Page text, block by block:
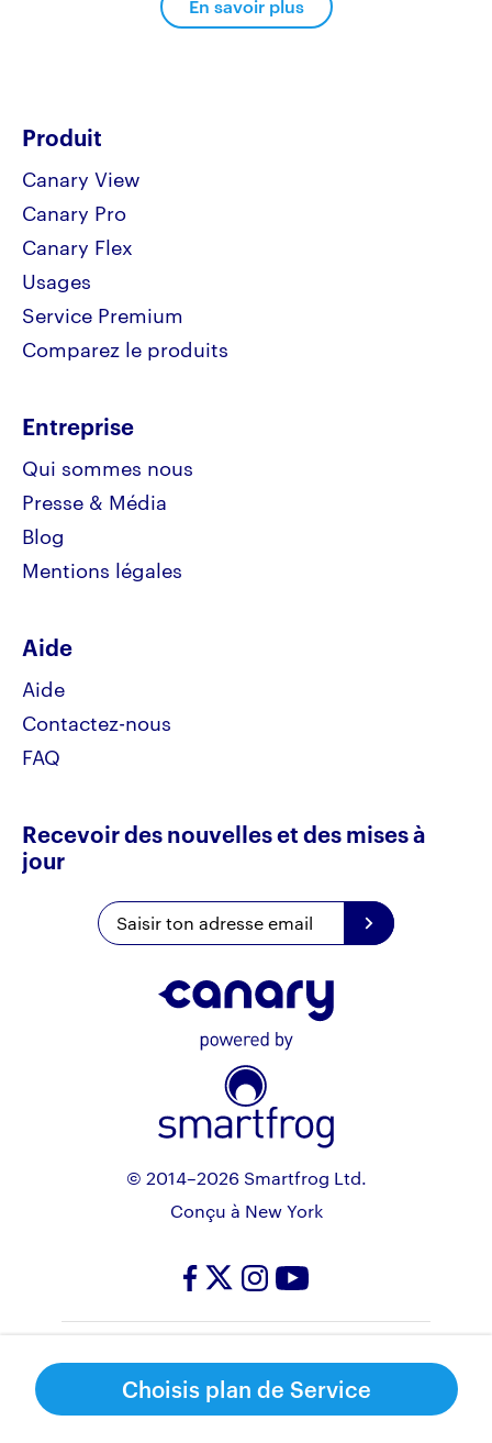
En savoir plus
Produit
Canary View
Canary Pro
Canary Flex
Usages
Service Premium
Comparez le produits
Entreprise
Qui sommes nous
Presse & Média
Blog
Mentions légales
Aide
Aide
Contactez-nous
FAQ
Recevoir des nouvelles et des mises à
jour
© 2014–2026 Smartfrog Ltd.
Conçu à New York
Conditions de service
Politique de confidentialité
Politique de cookies
Gérer Les Cookies
Choisis plan de Service